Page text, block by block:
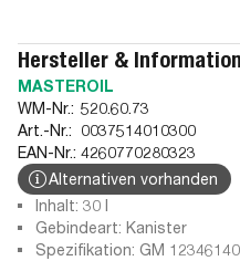
Hersteller &
MASTEROIL
WM-Nr.: 520.60.73
Art.-Nr.: 0037514010300
EAN-Nr.: 4260770280323
Alternativen vorhanden
Inhalt: 30 l
Gebindeart: Kanister
Spezifikation: GM